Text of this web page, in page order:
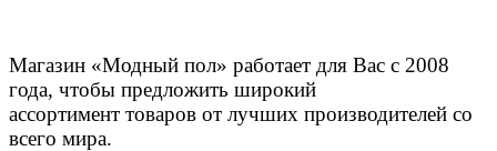
Магазин «Модный пол» работает для Вас с 2008
года, чтобы предложить широкий
ассортимент товаров от лучших производителей со
всего мира.